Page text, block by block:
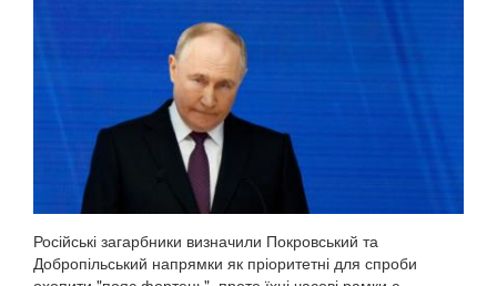
Російські загарбники визначили Покровський та
Добропільський напрямки як пріоритетні для спроби